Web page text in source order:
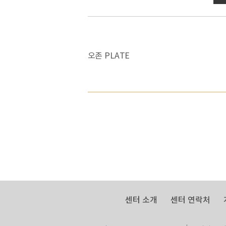
오존 PLATE
센터 소개 센터 연락처